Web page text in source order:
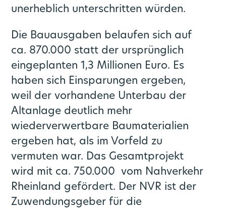
unerheblich unterschritten würden.
Die Bauausgaben belaufen sich auf
ca. 870.000 statt der ursprünglich
eingeplanten 1,3 Millionen Euro. Es
haben sich Einsparungen ergeben,
weil der vorhandene Unterbau der
Altanlage deutlich mehr
wiederverwertbare Baumaterialien
ergeben hat, als im Vorfeld zu
vermuten war. Das Gesamtprojekt
wird mit ca. 750.000  vom Nahverkehr
Rheinland gefördert. Der NVR ist der
Zuwendungsgeber für die